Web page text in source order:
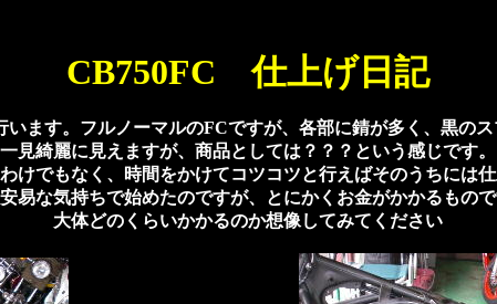
CB750FC 仕上げ日記
ます。フルノーマルのFCですが、各部に錆が多く、黒のス
一見綺麗に見えますが、商品としては？？？という感じです。
けでもなく、時間をかけてコツコツと行えばそのうちには仕
易な気持ちで始めたのですが、とにかくお金がかかるもので
大体どのくらいかかるのか想像してみてください